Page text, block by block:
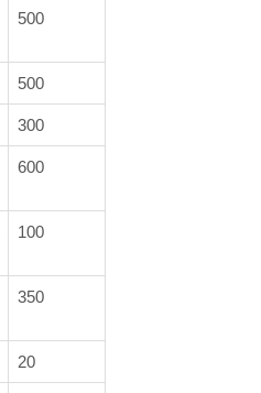
500
500
300
600
100
350
20